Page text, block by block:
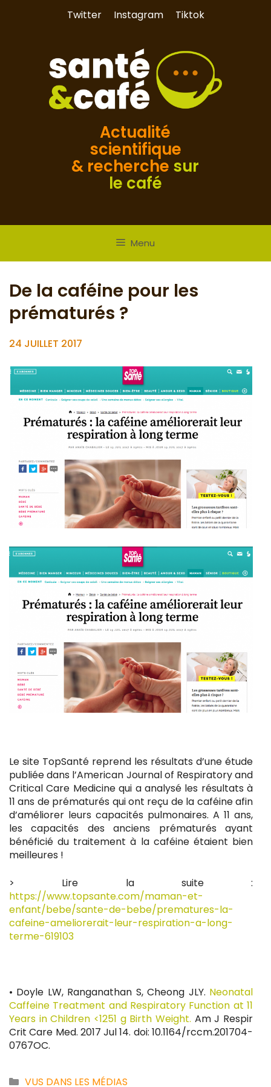
Twitter Instagram Tiktok
Actualité
scientifique
& recherche sur
le café
Menu
De la caféine pour les
prématurés ?
24 JUILLET 2017
Le site TopSanté reprend les résultats d’une étude
publiée dans l’American Journal of Respiratory and
Critical Care Medicine qui a analysé les résultats à
11 ans de prématurés qui ont reçu de la caféine afin
d’améliorer leurs capacités pulmonaires. A 11 ans,
les capacités des anciens prématurés ayant
bénéficié du traitement à la caféine étaient bien
meilleures !
> Lire la suite :
https://www.topsante.com/maman-et-
enfant/bebe/sante-de-bebe/prematures-la-
cafeine-ameliorerait-leur-respiration-a-long-
terme-619103
• Doyle LW, Ranganathan S, Cheong JLY. Neonatal
Caffeine Treatment and Respiratory Function at 11
Years in Children <1251 g Birth Weight. Am J Respir
Crit Care Med. 2017 Jul 14. doi: 10.1164/rccm.201704-
0767OC.
Catégories
VUS DANS LES MÉDIAS